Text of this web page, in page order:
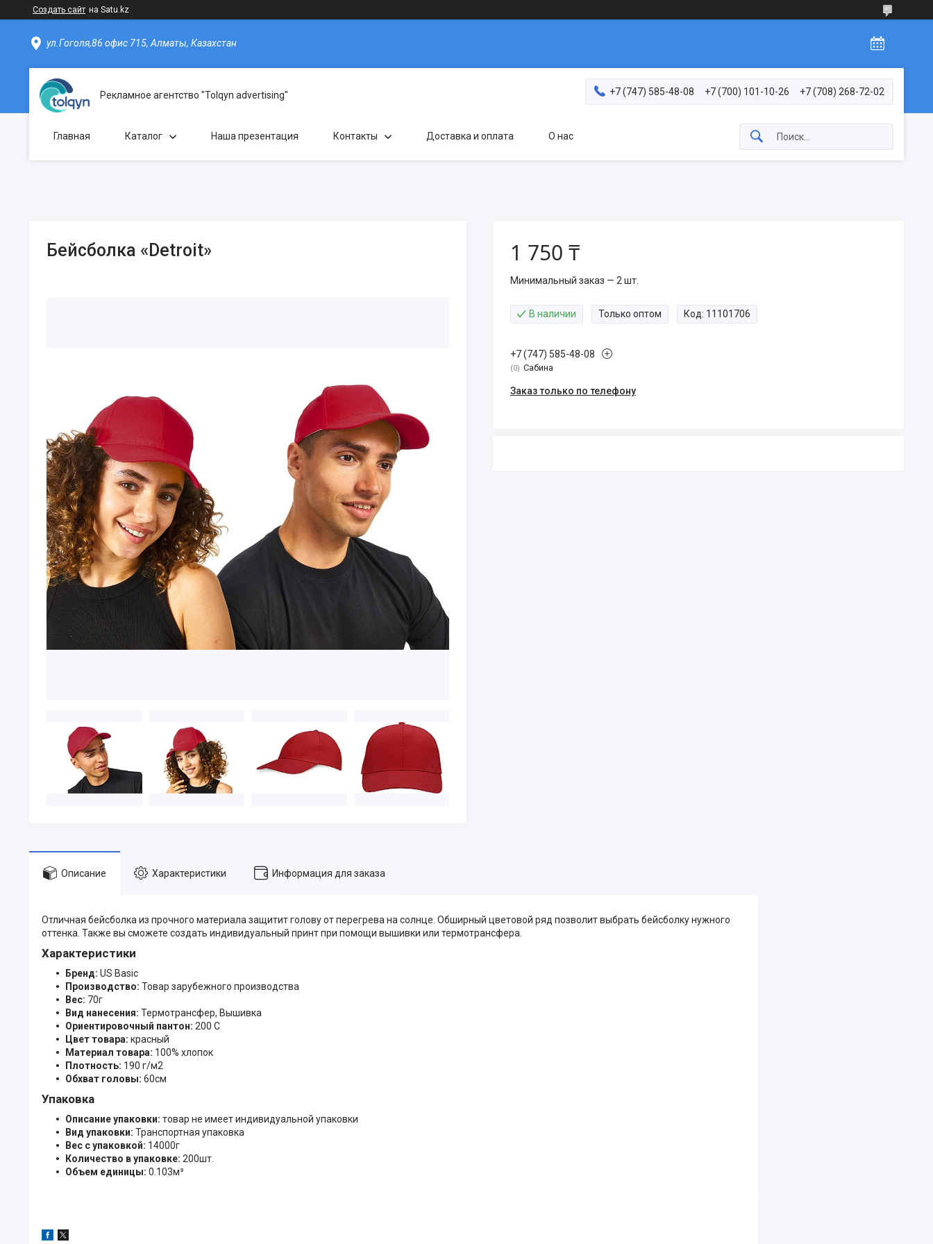
Создать сайт на Satu.kz
ул.Гоголя,86 офис 715, Алматы, Казахстан
Рекламное агентство "Tolqyn advertising" +7 (747) 585-48-08 +7 (700) 101-10-26 +7 (708) 268-72-02
Главная Каталог Наша презентация Контакты Доставка и оплата О нас
Бейсболка «Detroit» 1 750 ₸
Минимальный заказ — 2 шт.
В наличии Только оптом Код: 11101706
+7 (747) 585-48-08
0 Сабина
Заказ только по телефону
Описание Характеристики Информация для заказа
Отличная бейсболка из прочного материала защитит голову от перегрева на солнце. Обширный цветовой ряд позволит выбрать бейсболку нужного
оттенка. Также вы сможете создать индивидуальный принт при помощи вышивки или термотрансфера.
Характеристики
Бренд: US Basic
Производство: Товар зарубежного производства
Вес: 70г
Вид нанесения: Термотрансфер, Вышивка
Ориентировочный пантон: 200 C
Цвет товара: красный
Материал товара: 100% хлопок
Плотность: 190 г/м2
Обхват головы: 60см
Упаковка
Описание упаковки: товар не имеет индивидуальной упаковки
Вид упаковки: Транспортная упаковка
Вес с упаковкой: 14000г
Количество в упаковке: 200шт.
Объем единицы: 0.103м³